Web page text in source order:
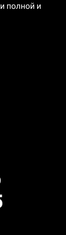
полной и